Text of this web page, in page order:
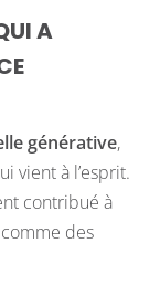
A
générative,
vient à l’esprit.
contribué à
des